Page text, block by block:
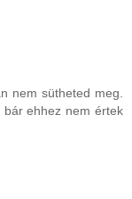
nem sütheted meg.
bár ehhez nem értek